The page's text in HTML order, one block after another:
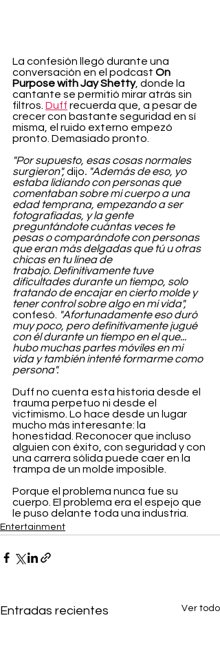
La confesión llegó durante una
conversación en el podcast On
Purpose with Jay Shetty, donde la
cantante se permitió mirar atrás sin
filtros. Duff recuerda que, a pesar de
crecer con bastante seguridad en sí
misma, el ruido externo empezó
pronto. Demasiado pronto.
"Por supuesto, esas cosas normales
surgieron", dijo. "Además de eso, yo
estaba lidiando con personas que
comentaban sobre mi cuerpo a una
edad temprana, empezando a ser
fotografiadas, y la gente
preguntándote cuántas veces te
pesas o comparándote con personas
que eran más delgadas que tú u otras
chicas en tu línea de
trabajo. Definitivamente tuve
dificultades durante un tiempo, solo
tratando de encajar en cierto molde y
tener control sobre algo en mi vida",
confesó.
"Afortunadamente eso duró
muy poco, pero definitivamente jugué
con él durante un tiempo en el que...
hubo muchas partes móviles en mi
vida y también intenté formarme como
persona".
Duff no cuenta esta historia desde el
trauma perpetuo ni desde el
victimismo. Lo hace desde un lugar
mucho más interesante: la
honestidad. Reconocer que incluso
alguien con éxito, con seguridad y con
una carrera sólida puede caer en la
trampa de un molde imposible.
Porque el problema nunca fue su
cuerpo. El problema era el espejo que
le puso delante toda una industria.
Entertainment
Entradas recientes Ver todo